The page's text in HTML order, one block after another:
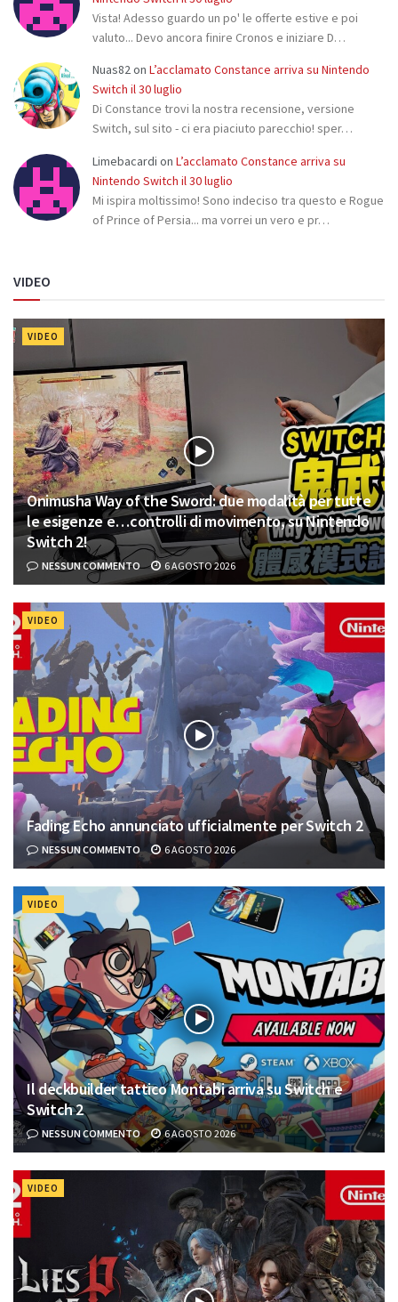
Vista! Adesso guardo un po' le offerte estive e poi
valuto... Devo ancora finire Cronos e iniziare D…
Nuas82on L’acclamato Constance arriva su Nintendo
Switch il 30 luglio
Di Constance trovi la nostra recensione, versione
Switch, sul sito - ci era piaciuto parecchio! sper…
Limebacardi on L’acclamato Constance arriva su
Nintendo Switch il 30 luglio
Mi ispira moltissimo! Sono indeciso tra questo e Rogue
of Prince of Persia... ma vorrei un vero e pr…
VIDEO
VIDEO
Onimusha Way of the Sword: due modalità per tutte
le esigenze e…controlli di movimento, su Nintendo
Switch 2!
NESSUN COMMENTO 6 AGOSTO 2026
VIDEO
Fading Echo annunciato ufficialmente per Switch 2
NESSUN COMMENTO 6 AGOSTO 2026
VIDEO
Il deckbuilder tattico Montabi arriva su Switch e
Switch 2
NESSUN COMMENTO 6 AGOSTO 2026
VIDEO